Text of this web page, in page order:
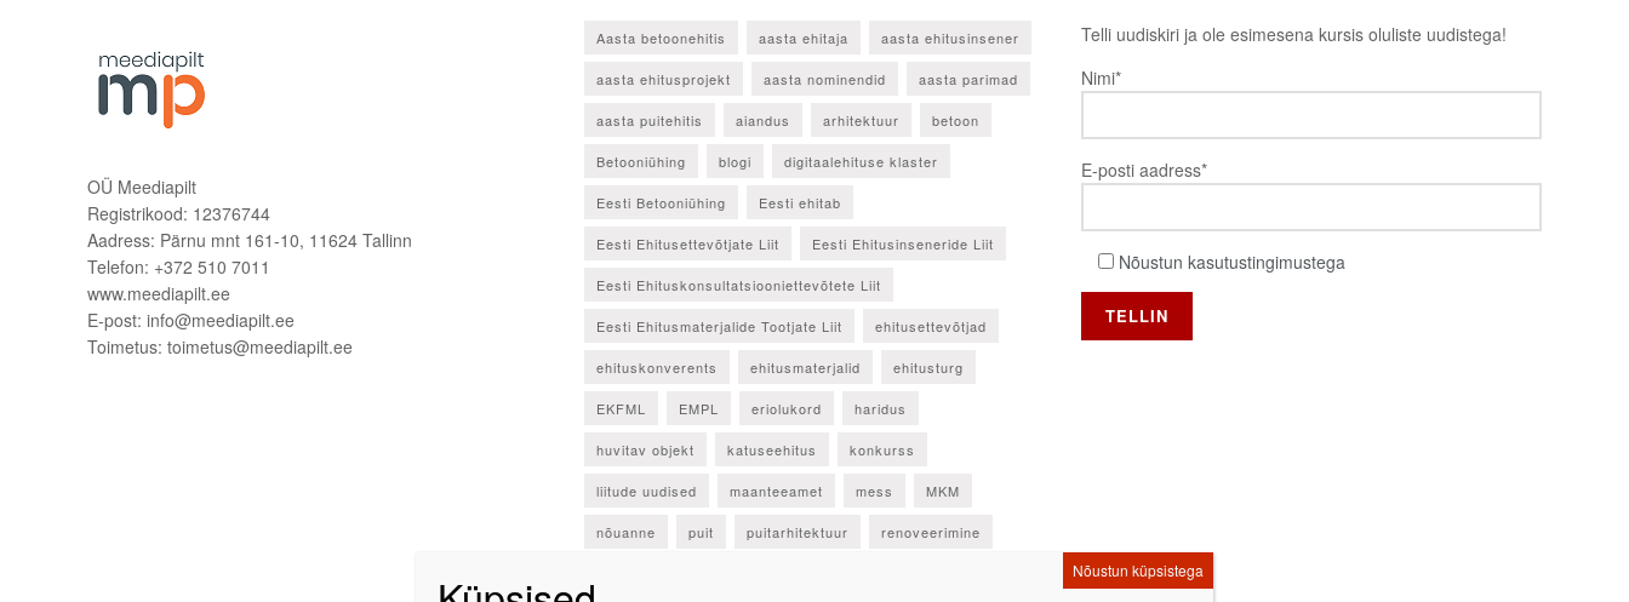
OÜ Meediapilt
Registrikood: 12376744
Aadress: Pärnu mnt 161-10, 11624 Tallinn
Telefon: +372 510 7011
www.meediapilt.ee
E-post: info@meediapilt.ee
Toimetus: toimetus@meediapilt.ee
Aasta betoonehitis aasta ehitaja aasta ehitusinsener
aasta ehitusprojekt aasta nominendid aasta parimad
aasta puitehitis aiandus arhitektuur betoon
Betooniühing blogi digitaalehituse klaster
Eesti Betooniühing Eesti ehitab
Eesti Ehitusettevõtjate Liit Eesti Ehitusinseneride Liit
Eesti Ehituskonsultatsiooniettevõtete Liit
Eesti Ehitusmaterjalide Tootjate Liit ehitusettevõtjad
ehituskonverents ehitusmaterjalid ehitusturg
EKFML EMPL eriolukord haridus
huvitav objekt katuseehitus konkurss
liitude uudised maanteeamet mess MKM
nõuanne puit puitarhitektuur renoveerimine
Telli uudiskiri ja ole esimesena kursis oluliste uudistega!
Nimi*
E-posti aadress*
Nõustun kasutustingimustega